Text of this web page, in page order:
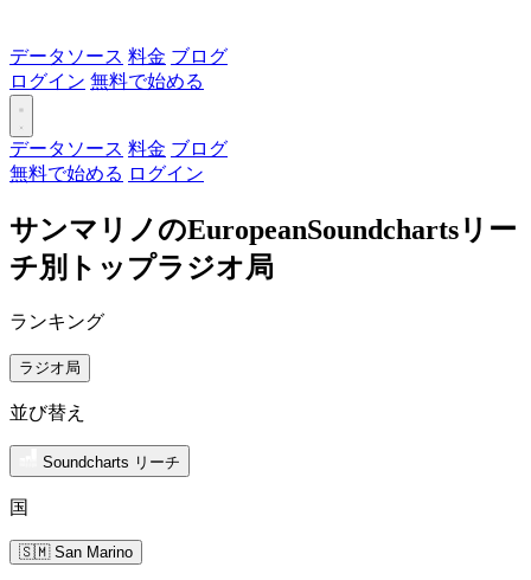
データソース 料金 ブログ
ログイン 無料で始める
データソース 料金 ブログ
無料で始める ログイン
サンマリノのEuropeanSoundchartsリー
チ別トップラジオ局
ランキング
ラジオ局
並び替え
Soundcharts リーチ
国
🇸🇲 San Marino